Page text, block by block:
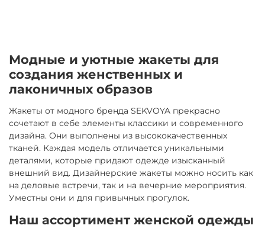
Модные и уютные жакеты для
создания женственных и
лаконичных образов
Жакеты от модного бренда SEKVOYA прекрасно
сочетают в себе элементы классики и современного
дизайна. Они выполнены из высококачественных
тканей. Каждая модель отличается уникальными
деталями, которые придают одежде изысканный
внешний вид. Дизайнерские жакеты можно носить как
на деловые встречи, так и на вечерние мероприятия.
Уместны они и для привычных прогулок.
Наш ассортимент женской одежды